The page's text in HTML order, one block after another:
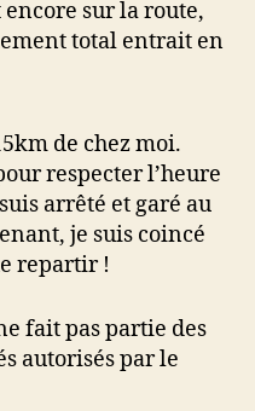
sur la route,
total entrait en
de chez moi.
respecter l’heure
arrêté et garé au
je suis coincé
repartir !
fait pas partie des
autorisés par le